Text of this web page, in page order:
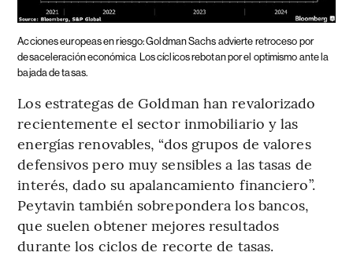
Acciones europeas en riesgo: Goldman Sachs advierte retroceso por
desaceleración económica Los cíclicos rebotan por el optimismo ante la
bajada de tasas.
Los estrategas de Goldman han revalorizado
recientemente el sector inmobiliario y las
energías renovables, “dos grupos de valores
defensivos pero muy sensibles a las tasas de
interés, dado su apalancamiento financiero”.
Peytavin también sobrepondera los bancos,
que suelen obtener mejores resultados
durante los ciclos de recorte de tasas.